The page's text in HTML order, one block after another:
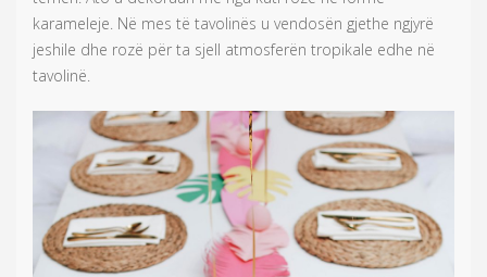
karameleje. Në mes të tavolinës u vendosën gjethe ngjyrë
jeshile dhe rozë për ta sjell atmosferën tropikale edhe në
tavolinë.